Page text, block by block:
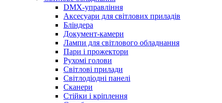
DMX-управління
Аксесуари для світлових приладів
Бліндера
Документ-камери
Лампи для світлового обладнання
Пари і прожектори
Рухомі голови
Світлові прилади
Світлодіодні панелі
Сканери
Стійки і кріплення